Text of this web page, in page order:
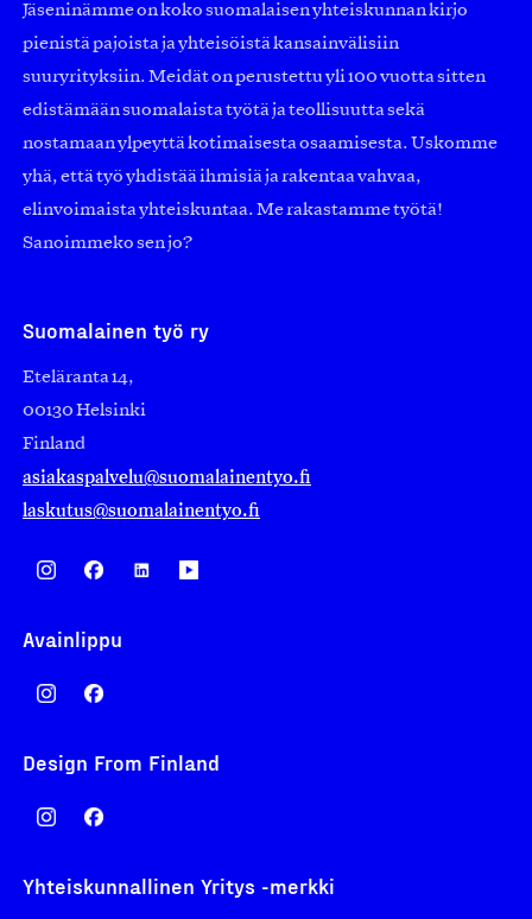
Jäseninämme on koko suomalaisen yhteiskunnan kirjo
pienistä pajoista ja yhteisöistä kansainvälisiin
suuryrityksiin. Meidät on perustettu yli 100 vuotta sitten
edistämään suomalaista työtä ja teollisuutta sekä
nostamaan ylpeyttä kotimaisesta osaamisesta. Uskomme
yhä, että työ yhdistää ihmisiä ja rakentaa vahvaa,
elinvoimaista yhteiskuntaa. Me rakastamme työtä!
Sanoimmeko sen jo?
Suomalainen työ ry
Eteläranta 14,
00130 Helsinki
Finland
asiakaspalvelu@suomalainentyo.fi
laskutus@suomalainentyo.fi
Avainlippu
Design From Finland
Yhteiskunnallinen Yritys -merkki